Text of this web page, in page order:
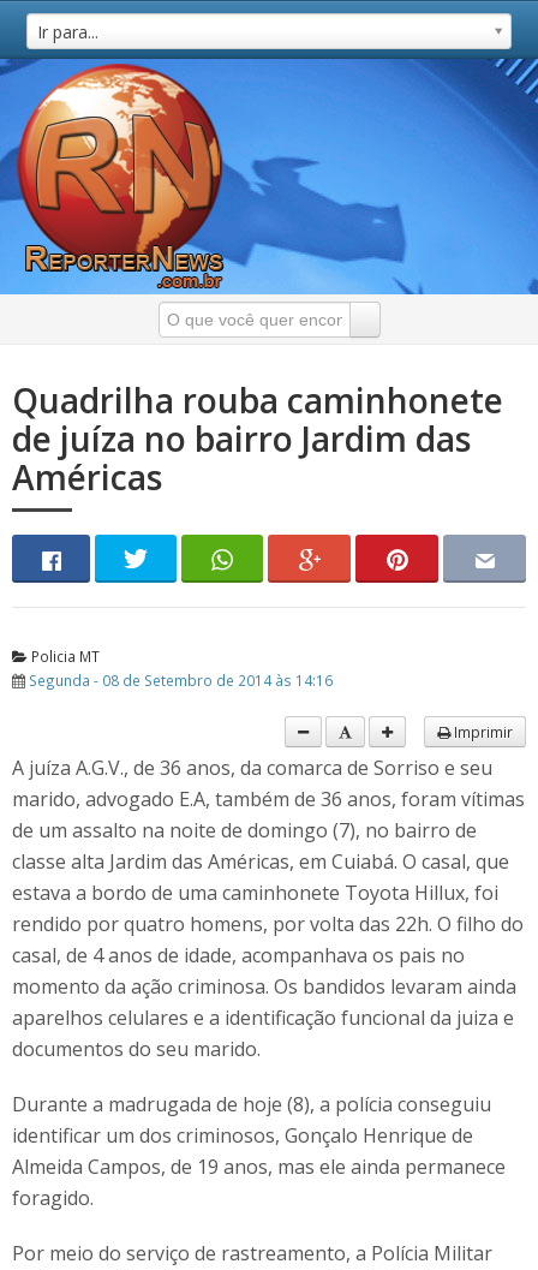
Ir para...
Quadrilha rouba caminhonete
de juíza no bairro Jardim das
Américas
Policia MT
Segunda - 08 de Setembro de 2014 às 14:16
Imprimir
A juíza A.G.V., de 36 anos, da comarca de Sorriso e seu
marido, advogado E.A, também de 36 anos, foram vítimas
de um assalto na noite de domingo (7), no bairro de
classe alta Jardim das Américas, em Cuiabá. O casal, que
estava a bordo de uma caminhonete Toyota Hillux, foi
rendido por quatro homens, por volta das 22h. O filho do
casal, de 4 anos de idade, acompanhava os pais no
momento da ação criminosa. Os bandidos levaram ainda
aparelhos celulares e a identificação funcional da juiza e
documentos do seu marido.
Durante a madrugada de hoje (8), a polícia conseguiu
identificar um dos criminosos, Gonçalo Henrique de
Almeida Campos, de 19 anos, mas ele ainda permanece
foragido.
Por meio do serviço de rastreamento, a Polícia Militar